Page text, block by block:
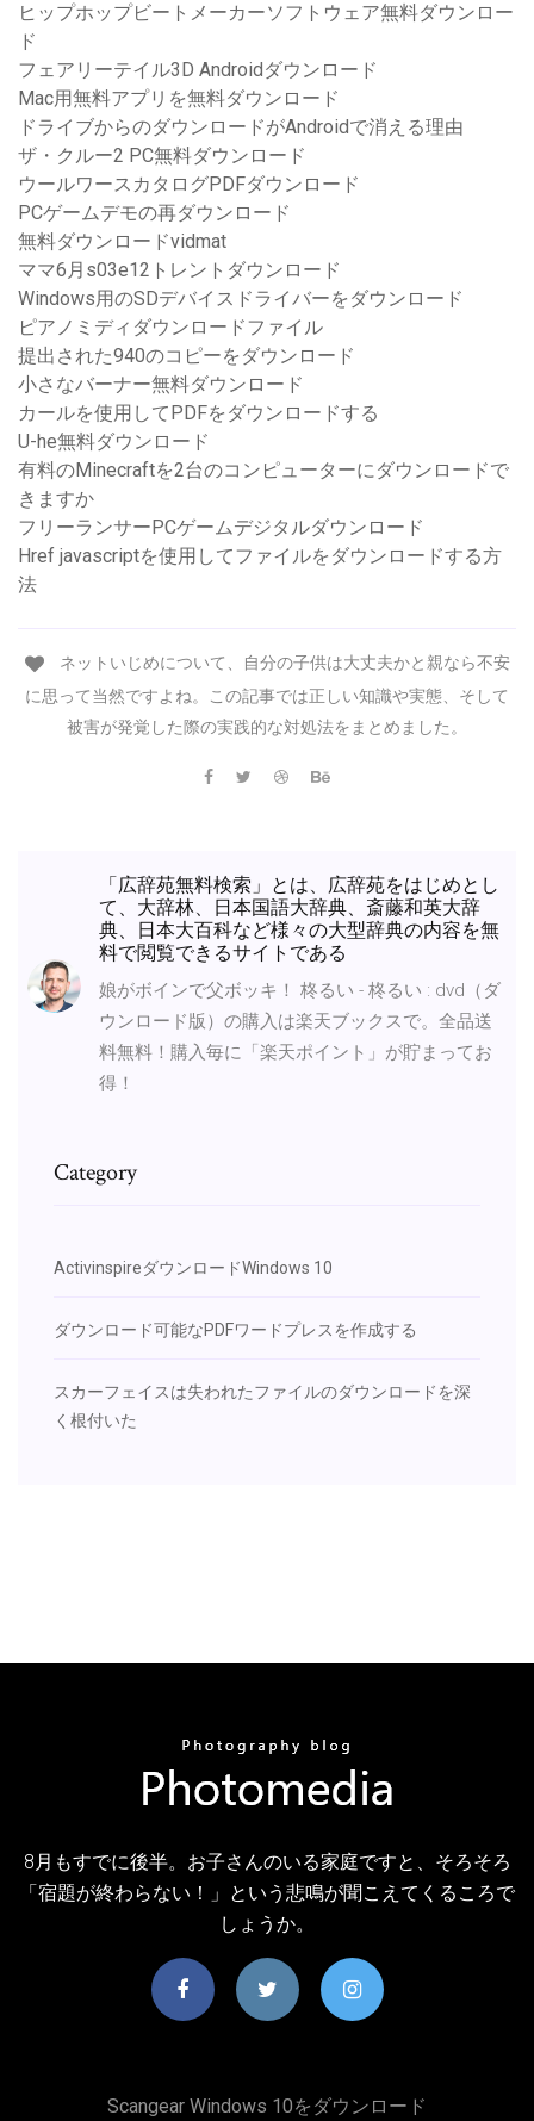
ヒップホップビートメーカーソフトウェア無料ダウンロー
ド
フェアリーテイル3D Androidダウンロード
Mac用無料アプリを無料ダウンロード
ドライブからのダウンロードがAndroidで消える理由
ザ・クルー2 PC無料ダウンロード
ウールワースカタログPDFダウンロード
PCゲームデモの再ダウンロード
無料ダウンロードvidmat
ママ6月s03e12トレントダウンロード
Windows用のSDデバイスドライバーをダウンロード
ピアノミディダウンロードファイル
提出された940のコピーをダウンロード
小さなバーナー無料ダウンロード
カールを使用してPDFをダウンロードする
U-he無料ダウンロード
有料のMinecraftを2台のコンピューターにダウンロードで
きますか
フリーランサーPCゲームデジタルダウンロード
Href javascriptを使用してファイルをダウンロードする方
法
ネットいじめについて、自分の子供は大丈夫かと親なら不安
に思って当然ですよね。この記事では正しい知識や実態、そして
被害が発覚した際の実践的な対処法をまとめました。
「広辞苑無料検索」とは、広辞苑をはじめとし
て、大辞林、日本国語大辞典、斎藤和英大辞
典、日本大百科など様々の大型辞典の内容を無
料で閲覧できるサイトである
娘がボインで父ボッキ！ 柊るい - 柊るい : dvd（ダ
ウンロード版）の購入は楽天ブックスで。全品送
料無料！購入毎に「楽天ポイント」が貯まってお
得！
Category
ActivinspireダウンロードWindows 10
ダウンロード可能なPDFワードプレスを作成する
スカーフェイスは失われたファイルのダウンロードを深
く根付いた
8月もすでに後半。お子さんのいる家庭ですと、そろそろ
「宿題が終わらない！」という悲鳴が聞こえてくるころで
しょうか。
Scangear Windows 10をダウンロード